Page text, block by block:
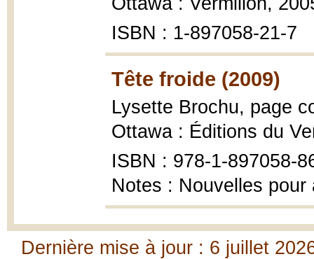
ISBN : 1-897058-21-7
Tête froide (2009)
Lysette Brochu, page
Ottawa : Éditions du
ISBN : 978-1-897058-
Notes : Nouvelles
Dernière mise à jour : 6 juillet